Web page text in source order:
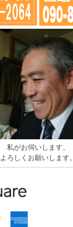
私がお伺いします。
よろしくお願いします。